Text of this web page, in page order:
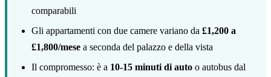
comparabili
Gli appartamenti con due camere variano da £1,200 a
£1,800/mese a seconda del palazzo e della vista
Il compromesso: è a 10-15 minuti di auto o autobus dal